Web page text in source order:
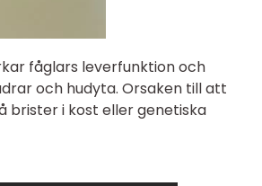
fåglars leverfunktion och
och hudyta. Orsaken till att
brister i kost eller genetiska